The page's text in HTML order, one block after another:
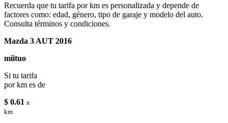
Recuerda que tu tarifa por km es personalizada y depende de
factores como: edad, género, tipo de garaje y modelo del auto.
Consulta términos y condiciones.
Mazda 3 AUT 2016
miituo
Si tu tarifa
por km es de
$ 0.61 x
km